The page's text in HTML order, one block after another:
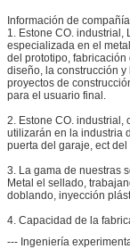
Información de
1. Estone CO. industrial,
especializada en el
del prototipo,
diseño, la construcción
proyectos de
para el usuario final.
2. Estone CO. industrial,
utilizarán en la industria
puerta del garaje, ect
3. La gama de nuestras
Metal el sellado,
doblando, inyección
4. Capacidad de la
--- Ingeniería